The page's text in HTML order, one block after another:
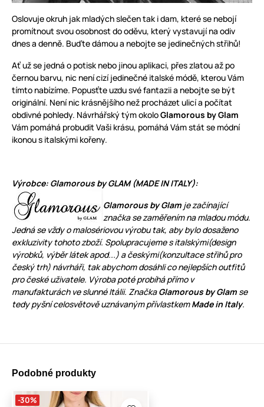
Oslovuje okruh jak mladých slečen tak i dam, které se nebojí
promítnout svou osobnost do oděvu, který vystavují na odiv
dnes a denně. Buďte dámou a nebojte se jedinečných střihů!
Ať už se jedná o potisk nebo jinou aplikaci, přes zlatou až po
černou barvu, nic není cizí jedinečné italské módě, kterou Vám
tímto nabízíme. Popusťte uzdu své fantazii a nebojte se být
originální. Není nic krásnějšího než procházet ulicí a počítat
obdivné pohledy. Návrhářský tým okoloGlamorous by Glam
Vám pomáhá probudit Vaši krásu, pomáhá Vám stát se módní
ikonou s italskými kořeny.
Výrobce: Glamorous by GLAM (MADE IN ITALY):
Glamorous by Glam je začínající
značka se zaměřením na mladou módu.
Jedná se vždy omalosériovou výrobutak, aby bylo dosaženo
exkluzivity tohoto zboží. Spolupracujeme s italskými(design
výrobků, výběr látek apod...) a českými(konzultace střihů pro
český trh) návrháři, tak abychom dosáhli co nejlepších outfitů
pro české uživatele. Výroba poté probíhá přímo v
manufakturách ve slunné Itálii. ZnačkaGlamorous by Glam se
tedy pyšní celosvětově uznávaným přívlastkemMade in Italy.
Podobné produkty
-30%